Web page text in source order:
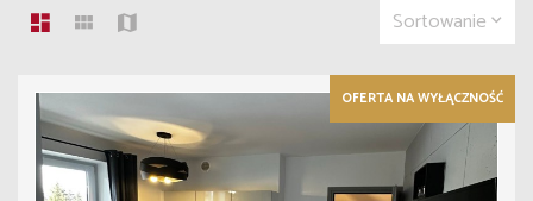
Sortowanie
OFERTA NA WYŁĄCZNOŚĆ